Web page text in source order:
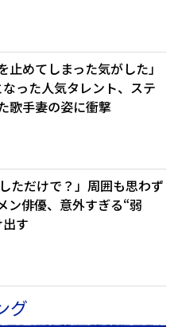
止めてしまった気がした」
った人気タレント、ステ
歌手妻の姿に衝撃
ただけで？」周囲も思わず
ン俳優、意外すぎる“弱
す
グ